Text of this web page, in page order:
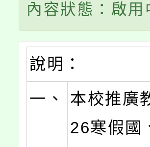
內容狀態：啟用
說明：
一、
本校推廣
26寒假國